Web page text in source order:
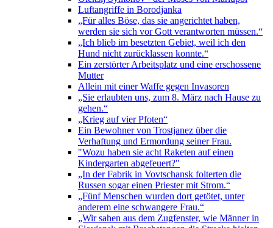
Luftangriffe in Borodjanka
„Für alles Böse, das sie angerichtet haben,
werden sie sich vor Gott verantworten müssen.“
„Ich blieb im besetzten Gebiet, weil ich den
Hund nicht zurücklassen konnte.“
Ein zerstörter Arbeitsplatz und eine erschossene
Mutter
Allein mit einer Waffe gegen Invasoren
„Sie erlaubten uns, zum 8. März nach Hause zu
gehen.“
„Krieg auf vier Pfoten“
Ein Bewohner von Trostjanez über die
Verhaftung und Ermordung seiner Frau.
"Wozu haben sie acht Raketen auf einen
Kindergarten abgefeuert?"
„In der Fabrik in Vovtschansk folterten die
Russen sogar einen Priester mit Strom.“
„Fünf Menschen wurden dort getötet, unter
anderem eine schwangere Frau.“
„Wir sahen aus dem Zugfenster, wie Männer in